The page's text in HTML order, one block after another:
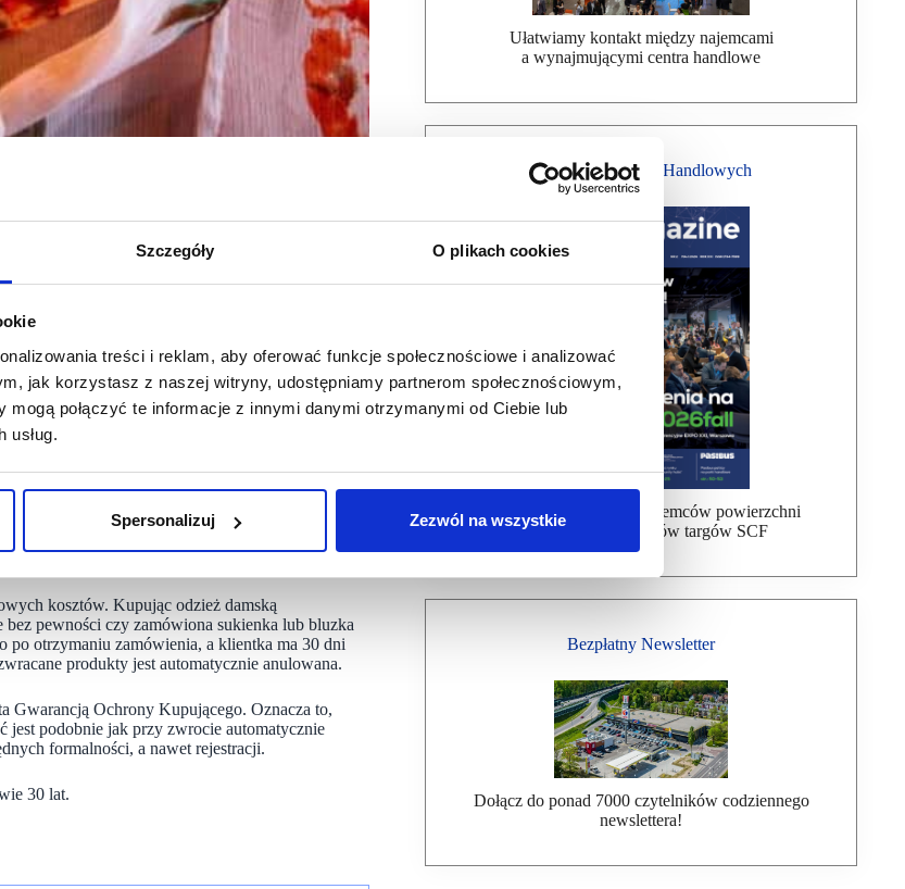
Szczegóły O plikach cookies
treści i reklam, aby oferować funkcje społecznościowe i analizować
jak korzystasz z naszej witryny, udostępniamy partnerom społecznościowym,
połączyć te informacje z innymi danymi otrzymanymi od Ciebie lub
usług.
Spersonalizuj Zezwól na wszystkie
Quiosque na pierwszym miejscu zawsze
być dla nich przyjemnością, stale
– informuje zarząd sieci.
nową formę płatności PayPo. To rozwiązanie
lub korzystając z wygodnych rat – informują
kosztów. Kupując odzież damską
bez pewności czy zamówiona sukienka lub bluzka
po otrzymaniu zamówienia, a klientka ma 30 dni
produkty jest automatycznie anulowana.
Gwarancją Ochrony Kupującego. Oznacza to,
jest podobnie jak przy zwrocie automatycznie
formalności, a nawet rejestracji.
30 lat.
Ułatwiamy kontakt między najemcami
a wynajmującymi centra handlowe
Magazyn Centrów Handlowych
Bezpłatna wysyłka dla najemców powierzchni
handlowej, uczestników targów SCF
Bezpłatny Newsletter
Dołącz do ponad 7000 czytelników codziennego
newslettera!